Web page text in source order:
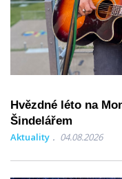
Hvězdné léto na
Šindelářem
Aktuality 04.08.2026